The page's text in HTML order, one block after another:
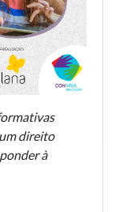
direito
à